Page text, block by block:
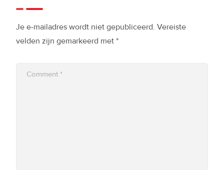
Je e-mailadres wordt niet gepubliceerd. Vereiste
velden zijn gemarkeerd met *